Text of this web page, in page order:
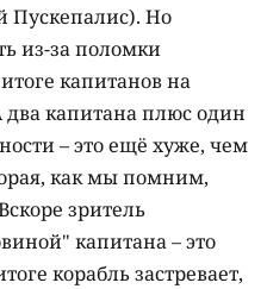
Пускепалис). Но
из-за поломки
капитанов на
два капитана плюс один
– это ещё хуже, чем
как мы помним,
зритель
капитана – это
корабль застревает,